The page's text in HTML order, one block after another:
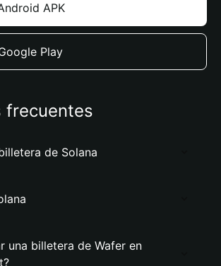
APK
Play
frecuentes
de Solana
una billetera de Wafer en